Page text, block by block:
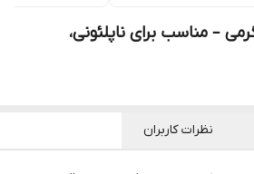
هزارلا کاله ۴۰۰گرمی – مناسب برای ناپلئونی،
نظرات کاربران